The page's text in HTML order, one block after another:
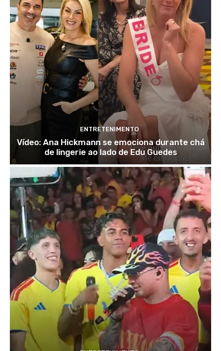
ENTRETENIMENTO
Vídeo: Ana Hickmann se emociona durante chá
de lingerie ao lado de Edu Guedes